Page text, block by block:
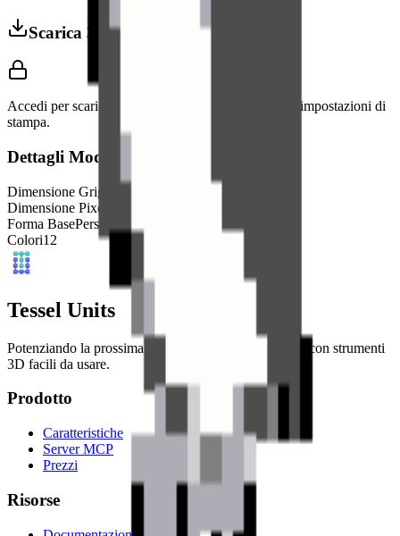
Scarica 3MF
Accedi per scaricare questo modello e accedere alle impostazioni di
stampa.
Dettagli Modello
Dimensione Griglia
Dimensione Pixel
Forma BasePersonalizzata
Colori12
Tessel Units
Potenziando la prossima generazione di artisti digitali con strumenti
3D facili da usare.
Prodotto
Caratteristiche
Server MCP
Prezzi
Risorse